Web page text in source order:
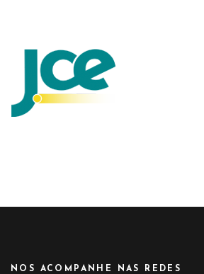
NOS ACOMPANHE NAS REDES